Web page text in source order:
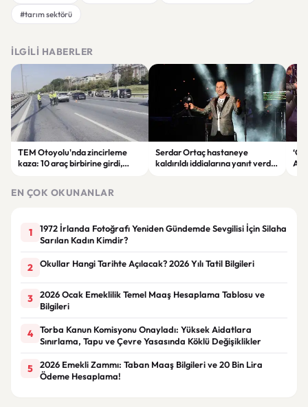
#tarım sektörü
İLGILI HABERLER
TEM Otoyolu'nda zincirleme
kaza: 10 araç birbirine girdi,
Serdar Ortaç hastaneye
kaldırıldı iddialarına yanıt verdi:
EN ÇOK OKUNANLAR
1
1972 İrlanda Fotoğrafı Yeniden Gündemde Sevgilisi İçin Silaha
Sarılan Kadın Kimdir?
2 Okullar Hangi Tarihte Açılacak? 2026 Yılı Tatil Bilgileri
3
2026 Ocak Emeklilik Temel Maaş Hesaplama Tablosu ve
Bilgileri
4
Torba Kanun Komisyonu Onayladı: Yüksek Aidatlara
Sınırlama, Tapu ve Çevre Yasasında Köklü Değişiklikler
5
2026 Emekli Zammı: Taban Maaş Bilgileri ve 20 Bin Lira
Ödeme Hesaplama!